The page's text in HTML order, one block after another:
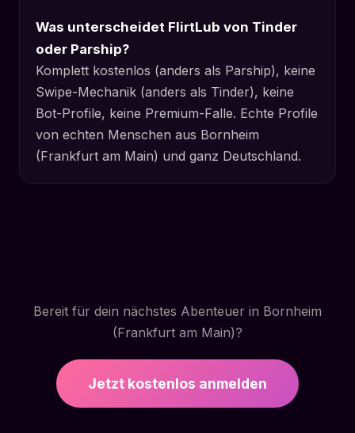
Was unterscheidet FlirtLub von Tinder
oder Parship?
Komplett kostenlos (anders als Parship), keine
Swipe-Mechanik (anders als Tinder), keine
Bot-Profile, keine Premium-Falle. Echte Profile
von echten Menschen aus Bornheim
(Frankfurt am Main) und ganz Deutschland.
Bereit für dein nächstes Abenteuer in Bornheim
(Frankfurt am Main)?
Jetzt kostenlos anmelden